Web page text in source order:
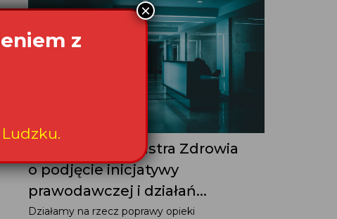
Wniosek do Ministra Zdrowia
o podjęcie inicjatywy
prawodawczej i działań...
Działamy na rzecz poprawy opieki
z
×